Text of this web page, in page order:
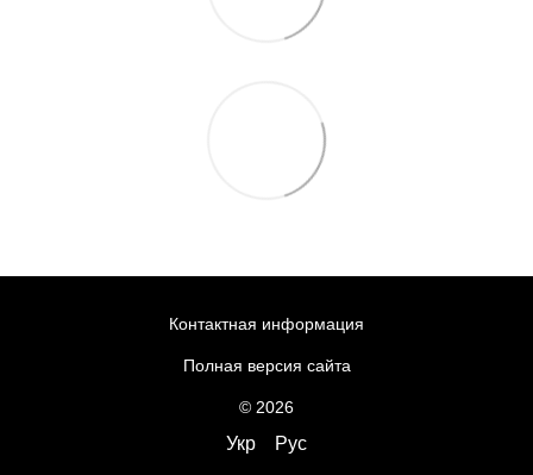
Контактная информация
Полная версия сайта
© 2026
Укр Рус